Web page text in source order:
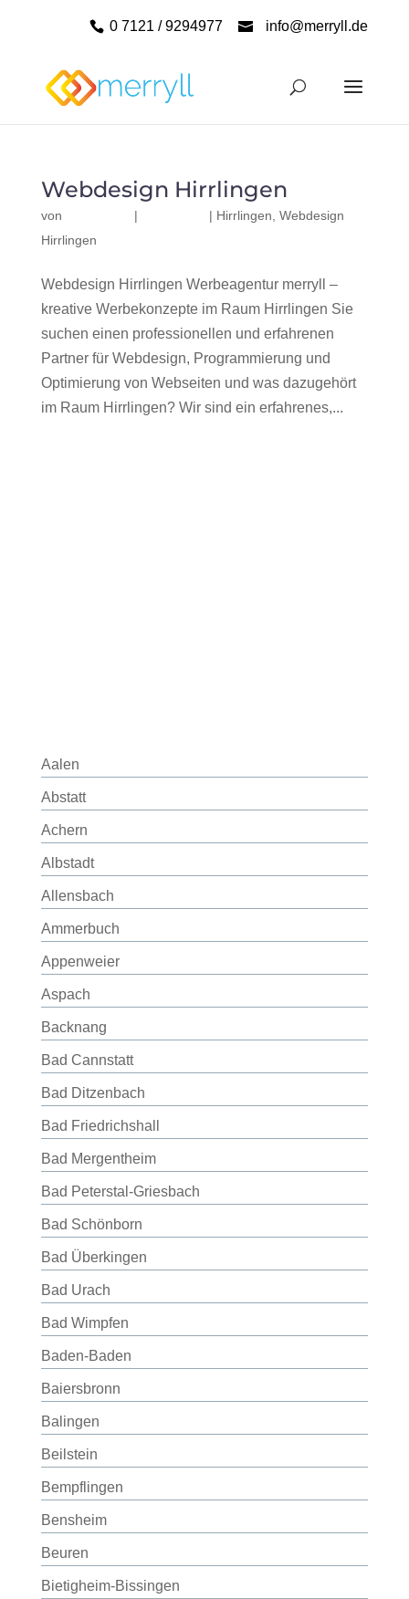
0 7121 / 9294977 info@merryll.de
Webdesign Hirrlingen
von | | Hirrlingen Webdesign
Hirrlingen
Webdesign Hirrlingen Werbeagentur merryll –
kreative Werbekonzepte im Raum Hirrlingen Sie
suchen einen professionellen und erfahrenen
Partner für Webdesign, Programmierung und
Optimierung von Webseiten und was dazugehört
im Raum Hirrlingen? Wir sind ein erfahrenes,...
Aalen
Abstatt
Achern
Albstadt
Allensbach
Ammerbuch
Appenweier
Aspach
Backnang
Bad Cannstatt
Bad Ditzenbach
Bad Friedrichshall
Bad Mergentheim
Bad Peterstal-Griesbach
Bad Schönborn
Bad Überkingen
Bad Urach
Bad Wimpfen
Baden-Baden
Baiersbronn
Balingen
Beilstein
Bempflingen
Bensheim
Beuren
Bietigheim-Bissingen